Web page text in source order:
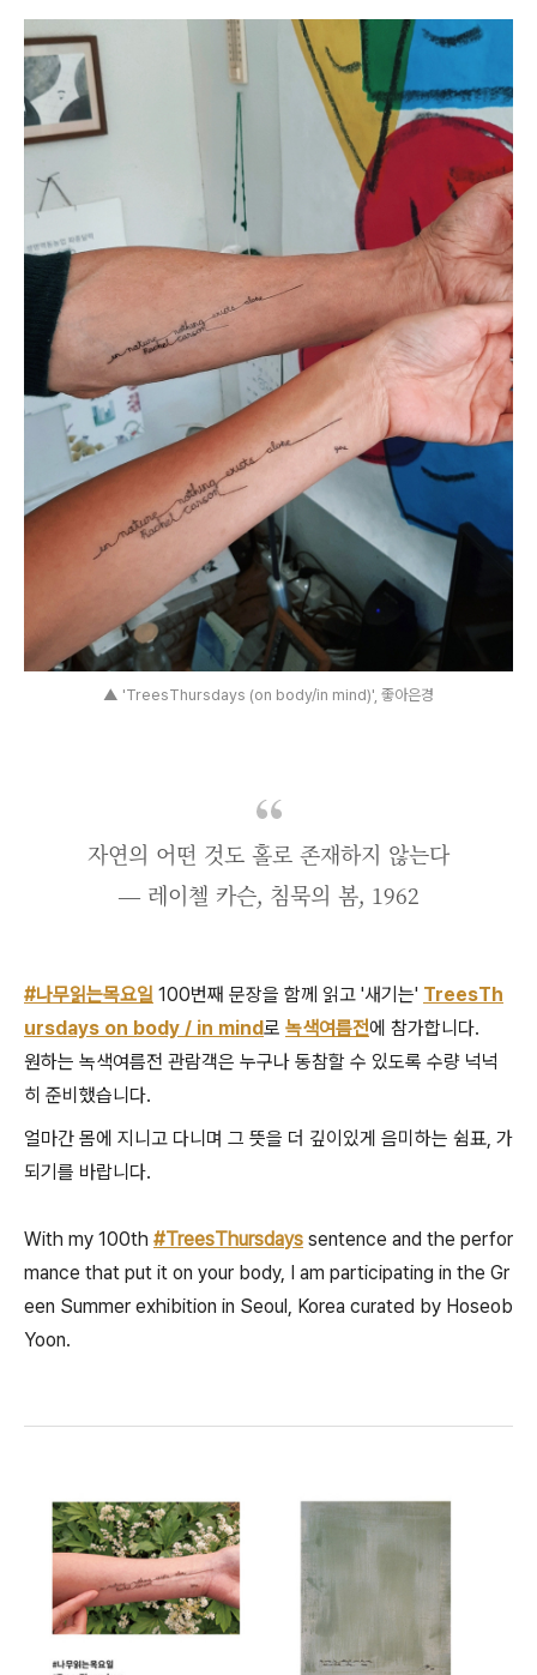
▲ 'TreesThursdays (on body/in mind)', 좋아은경
자연의 어떤 것도 홀로 존재하지 않는다
― 레이첼 카슨, 침묵의 봄, 1962
#나무읽는목요일 100번째 문장을 함께 읽고 '새기는' TreesTh
ursdays on body / in mind로 녹색여름전에 참가합니다.
원하는 녹색여름전 관람객은 누구나 동참할 수 있도록 수량 넉넉
히 준비했습니다.
얼마간 몸에 지니고 다니며 그 뜻을 더 깊이있게 음미하는 쉼표, 가
되기를 바랍니다.
With my 100th #TreesThursdays sentence and the perfor
mance that put it on your body, I am participating in the Gr
een Summer exhibition in Seoul, Korea curated by Hoseob
Yoon.